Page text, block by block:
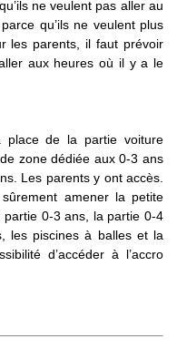
ne veulent pas aller au
qu’ils ne veulent plus
les parents, il faut prévoir
aux heures où il y a le
place de la partie voiture
zone dédiée aux 0-3 ans
Les parents y ont accès.
amener la petite
0-3 ans, la partie 0-4
les piscines à balles et la
d’accéder à l’accro